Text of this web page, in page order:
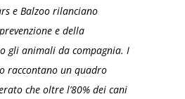
e Balzoo rilanciano
e della
gli animali da compagnia. I
raccontano un quadro
che oltre l’80% dei cani